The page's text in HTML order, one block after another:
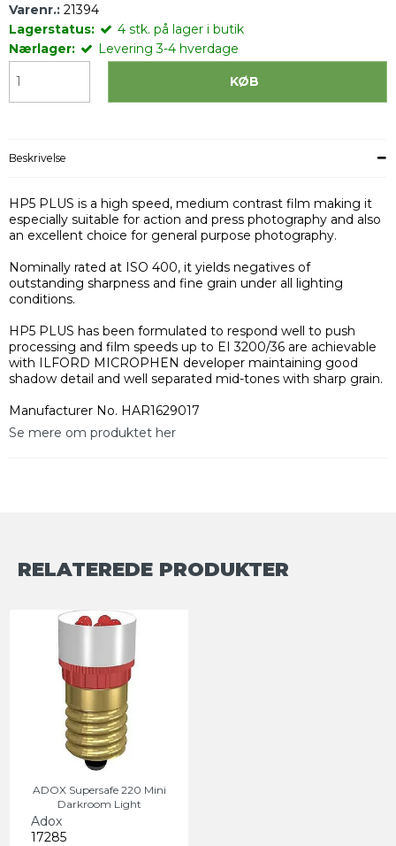
Varenr.: 21394
Lagerstatus:
4 stk. på lager i butik
Nærlager:
Levering 3-4 hverdage
KØB
Beskrivelse
HP5 PLUS is a high speed, medium contrast film making it
especially suitable for action and press photography and also
an excellent choice for general purpose photography.
Nominally rated at ISO 400, it yields negatives of
outstanding sharpness and fine grain under all lighting
conditions.
HP5 PLUS has been formulated to respond well to push
processing and film speeds up to EI 3200/36 are achievable
with ILFORD MICROPHEN developer maintaining good
shadow detail and well separated mid-tones with sharp grain.
Manufacturer No. HAR1629017
Se mere om produktet her
RELATEREDE PRODUKTER
ADOX Supersafe 220 Mini
Darkroom Light
Adox
17285